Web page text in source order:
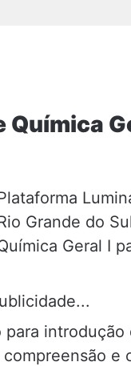
Química
Grande do
Geral I
e